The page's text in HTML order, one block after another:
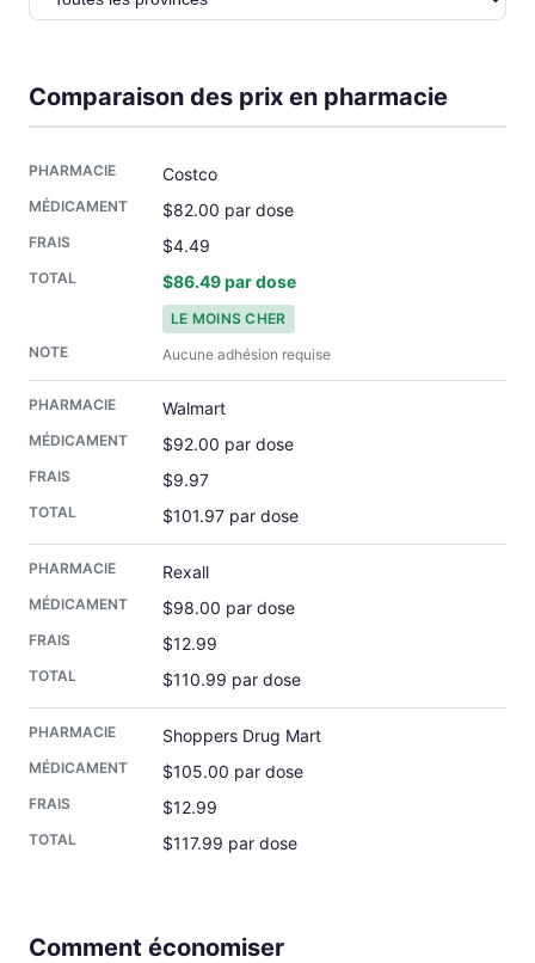
Comparaison des prix en pharmacie
Costco
$82.00 par dose
$4.49
$86.49 par dose
LE MOINS CHER
Aucune adhésion requise
Walmart
$92.00 par dose
$9.97
$101.97 par dose
Rexall
$98.00 par dose
$12.99
$110.99 par dose
Shoppers Drug Mart
$105.00 par dose
$12.99
$117.99 par dose
Comment économiser